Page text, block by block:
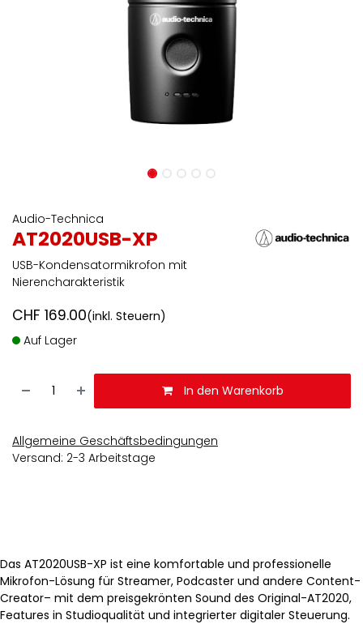
Audio-Technica
AT2020USB-XP
USB-Kondensatormikrofon mit
Nierencharakteristik
CHF 169.00(inkl. Steuern)
Auf Lager
In den Warenkorb
Allgemeine Geschäftsbedingungen
Versand: 2-3 Arbeitstage
Das AT2020USB-XP ist eine komfortable und professionelle
Mikrofon-Lösung für Streamer, Podcaster und andere Content-
Creator– mit dem preisgekrönten Sound des Original-AT2020,
Features in Studioqualität und integrierter digitaler Steuerung.